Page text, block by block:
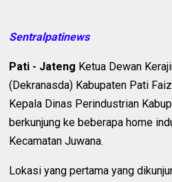
Sentralpatinews
Pati - Jateng Ketua Dewan
(Dekranasda) Kabupaten Pati
Kepala Dinas Perindustrian
berkunjung ke beberapa home
Kecamatan Juwana.
Lokasi yang pertama yang